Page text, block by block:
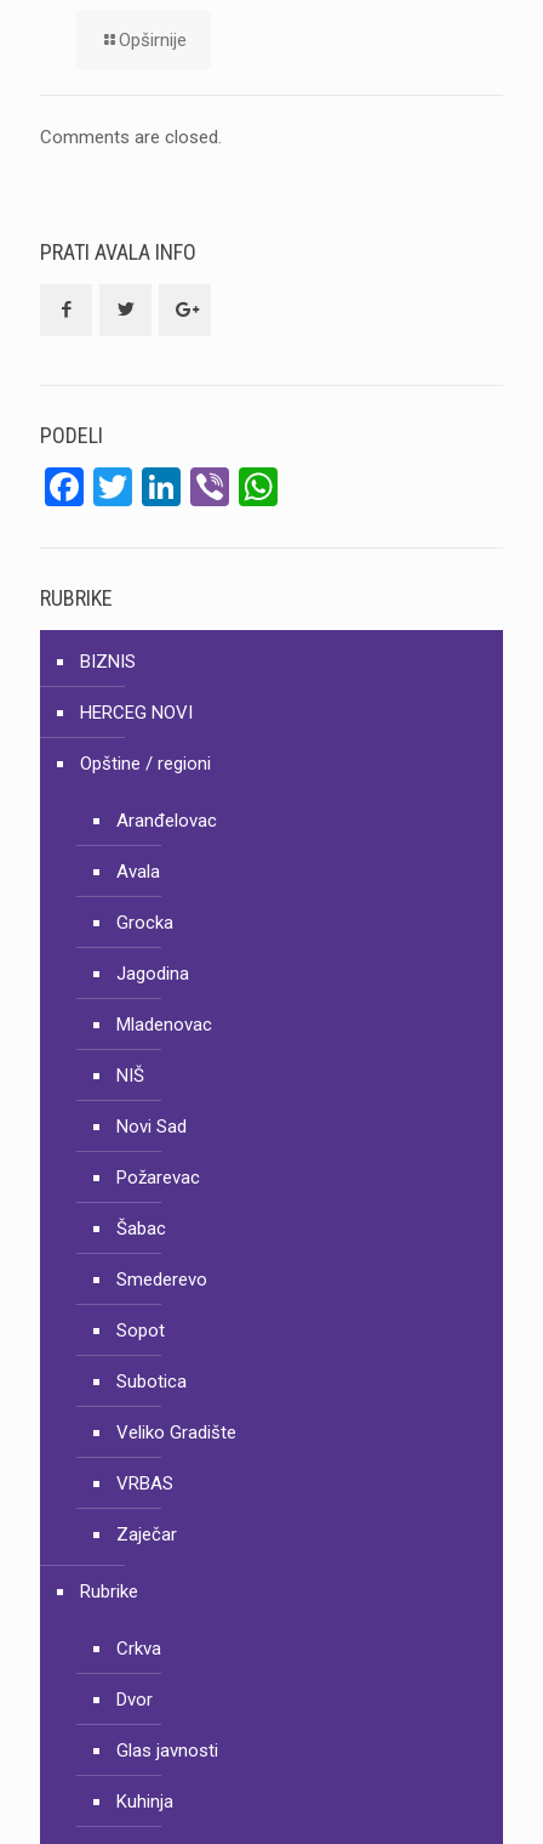
Opširnije
Comments are closed.
PRATI AVALA INFO
PODELI
Facebook
Twitter
LinkedIn
Viber
RUBRIKE
BIZNIS
HERCEG NOVI
Opštine / regioni
Aranđelovac
Avala
Grocka
Jagodina
Mladenovac
NIŠ
Novi Sad
Požarevac
Šabac
Smederevo
Sopot
Subotica
Veliko Gradište
VRBAS
Zaječar
Rubrike
Crkva
Dvor
Glas javnosti
Kuhinja